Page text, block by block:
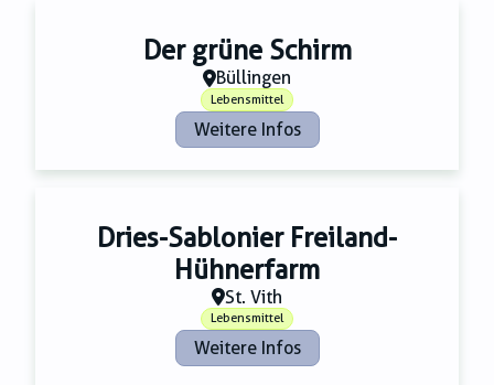
Der grüne Schirm
Büllingen
Lebensmittel
Weitere Infos
Dries-Sablonier Freiland-
Hühnerfarm
St. Vith
Lebensmittel
Weitere Infos